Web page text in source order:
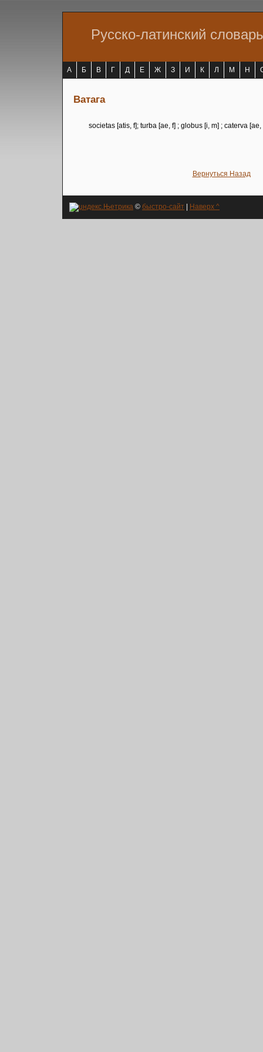
Русско-латинский словарь
А Б В Г Д Е Ж З И К Л М Н
Ватага
societas [atis, f]; turba [ae, f] ; globus [i, m] ; caterva [ae,
Вернуться Назад
© быстро-сайт | Наверх ^